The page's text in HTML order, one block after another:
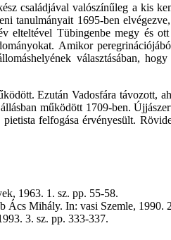
családjával valószínűleg a kis
1695-ben
elteltével Tübingenbe megy és
Amikor
választásában,
Ezután Vadosfára távozott,
működött 1709-ben.
felfogása érvényesült.
1963. 1. sz. pp. 55-58.
Ács Mihály. In: vasi Szemle, 1990.
3. sz. pp. 333-337.